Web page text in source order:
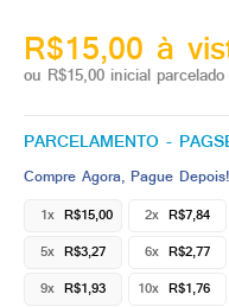
R$15,00 à
ou R$15,00 inicial parcelado
PARCELAMENTO -
Compre Agora, Pague Depois!
1x R$15,00 2x R$7,84
5x R$3,27 6x R$2,77
9x R$1,93 10x R$1,76